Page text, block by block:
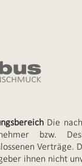
Die
bzw.
Verträge.
ihnen nicht